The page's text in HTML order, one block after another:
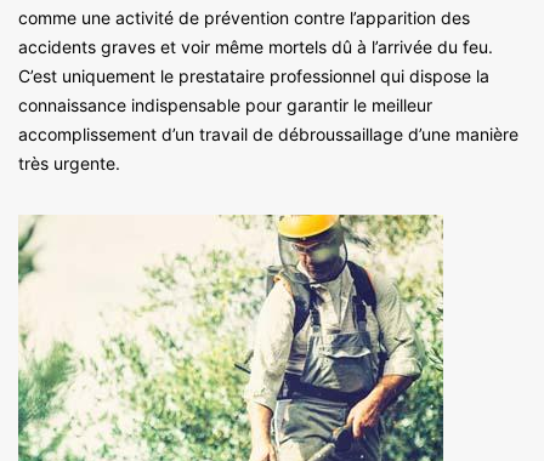
comme une activité de prévention contre l’apparition des
accidents graves et voir même mortels dû à l’arrivée du feu.
C’est uniquement le prestataire professionnel qui dispose la
connaissance indispensable pour garantir le meilleur
accomplissement d’un travail de débroussaillage d’une manière
très urgente.